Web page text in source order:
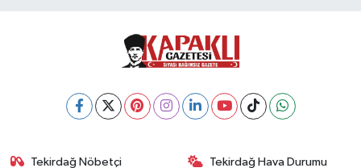
Tekirdağ Nöbetçi Tekirdağ Hava Durumu